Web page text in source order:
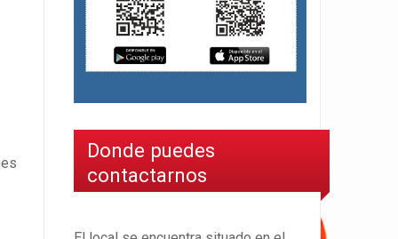
Donde puedes
contactarnos